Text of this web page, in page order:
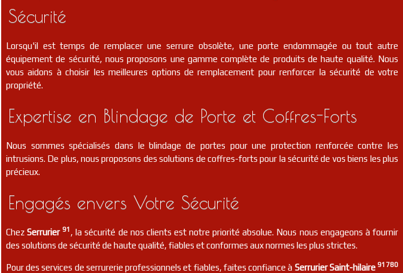
Sécurité
Lorsqu'il est temps de remplacer une serrure obsolète, une porte endommagée ou tout autre
équipement de sécurité, nous proposons une gamme complète de produits de haute qualité. Nous
vous aidons à choisir les meilleures options de remplacement pour renforcer la sécurité de votre
propriété.
Expertise en Blindage de Porte et Coffres-Forts
Nous sommes spécialisés dans le blindage de portes pour une protection renforcée contre les
intrusions. De plus, nous proposons des solutions de coffres-forts pour la sécurité de vos biens les plus
précieux.
Engagés envers Votre Sécurité
ChezSerrurier91 , la sécurité de nos clients est notre priorité absolue. Nous nous engageons à fournir
des solutions de sécurité de haute qualité, fiables et conformes aux normes les plus strictes.
Pour des services de serrurerie professionnels et fiables, faites confiance à Serrurier Saint-hilaire 91780